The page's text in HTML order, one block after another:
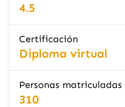
4.5
Certificación
Diploma virtual
Personas matriculadas
310